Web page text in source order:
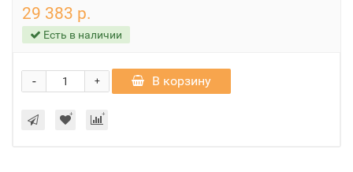
29 383 р.
Есть в наличии
+
- В корзину